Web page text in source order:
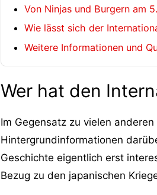
Von Ninjas und Burgern am
Wie lässt sich der
Weitere Informationen und
Wer hat den
Im Gegensatz zu vielen
Hintergrundinformationen
Geschichte eigentlich erst
Bezug zu den japanischen